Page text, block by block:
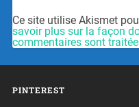
Ce site utilise Akismet
savoir plus sur la façon
commentaires sont
PINTEREST